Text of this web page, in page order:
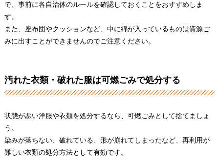
で、事前に各自治体のルールを確認しておくことをおすすめしま
す。
また、座布団やクッションなど、中に綿が入っているものは資源ご
みに出すことができませんのでご注意ください。
汚れた衣類・破れた服は可燃ごみで処分する
状態が悪い洋服や衣類を処分するなら、可燃ごみとして捨てましょ
う。
染みが落ちない、破れている、形が崩れてしまったなど、再利用が
難しい衣類の処分方法として有効です。